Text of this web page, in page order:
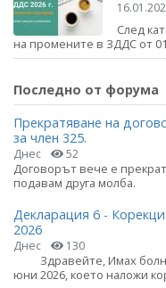
След
на промените в ЗДДС от
Последно от форума
Прекратяване на
за член 325.
Днес 52
Договорът вече е
подавам друга молба.
Декларация 6 -
2026
Днес 130
Здравейте, Имах
юни 2026, което наложи